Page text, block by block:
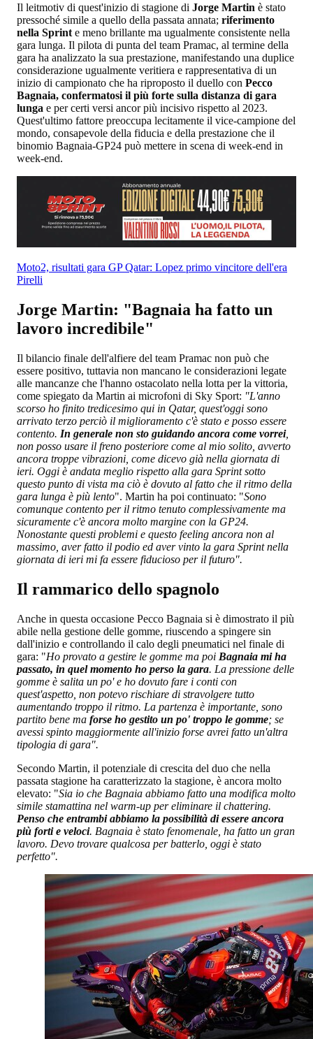
Il leitmotiv di quest'inizio di stagione di Jorge Martin è stato
pressoché simile a quello della passata annata; riferimento
nella Sprint e meno brillante ma ugualmente consistente nella
gara lunga. Il pilota di punta del team Pramac, al termine della
gara ha analizzato la sua prestazione, manifestando una duplice
considerazione ugualmente veritiera e rappresentativa di un
inizio di campionato che ha riproposto il duello con Pecco
Bagnaia, confermatosi il più forte sulla distanza di gara
lunga e per certi versi ancor più incisivo rispetto al 2023.
Quest'ultimo fattore preoccupa lecitamente il vice-campione del
mondo, consapevole della fiducia e della prestazione che il
binomio Bagnaia-GP24 può mettere in scena di week-end in
week-end.
Moto2, risultati gara GP Qatar: Lopez primo vincitore dell'era
Pirelli
Jorge Martin: "Bagnaia ha fatto un
lavoro incredibile"
Il bilancio finale dell'alfiere del team Pramac non può che
essere positivo, tuttavia non mancano le considerazioni legate
alle mancanze che l'hanno ostacolato nella lotta per la vittoria,
come spiegato da Martin ai microfoni di Sky Sport: "L'anno
scorso ho finito tredicesimo qui in Qatar, quest'oggi sono
arrivato terzo perciò il miglioramento c'è stato e posso essere
contento. In generale non sto guidando ancora come vorrei,
non posso usare il freno posteriore come al mio solito, avverto
ancora troppe vibrazioni, come dicevo già nella giornata di
ieri. Oggi è andata meglio rispetto alla gara Sprint sotto
questo punto di vista ma ciò è dovuto al fatto che il ritmo della
gara lunga è più lento". Martin ha poi continuato: "Sono
comunque contento per il ritmo tenuto complessivamente ma
sicuramente c'è ancora molto margine con la GP24.
Nonostante questi problemi e questo feeling ancora non al
massimo, aver fatto il podio ed aver vinto la gara Sprint nella
giornata di ieri mi fa essere fiducioso per il futuro".
Il rammarico dello spagnolo
Anche in questa occasione Pecco Bagnaia si è dimostrato il più
abile nella gestione delle gomme, riuscendo a spingere sin
dall'inizio e controllando il calo degli pneumatici nel finale di
gara: "Ho provato a gestire le gomme ma poi Bagnaia mi ha
passato, in quel momento ho perso la gara. La pressione delle
gomme è salita un po' e ho dovuto fare i conti con
quest'aspetto, non potevo rischiare di stravolgere tutto
aumentando troppo il ritmo. La partenza è importante, sono
partito bene ma forse ho gestito un po' troppo le gomme; se
avessi spinto maggiormente all'inizio forse avrei fatto un'altra
tipologia di gara".
Secondo Martin, il potenziale di crescita del duo che nella
passata stagione ha caratterizzato la stagione, è ancora molto
elevato: "Sia io che Bagnaia abbiamo fatto una modifica molto
simile stamattina nel warm-up per eliminare il chattering.
Penso che entrambi abbiamo la possibilità di essere ancora
più forti e veloci. Bagnaia è stato fenomenale, ha fatto un gran
lavoro. Devo trovare qualcosa per batterlo, oggi è stato
perfetto".